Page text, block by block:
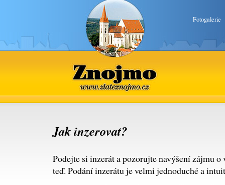
Fotogalerie
Znojmo
www.zlateznojmo.cz
Jak inzerovat?
Podejte si inzerát a pozorujte navýšení zájmu
teď. Podání inzerátu je velmi jednoduché a